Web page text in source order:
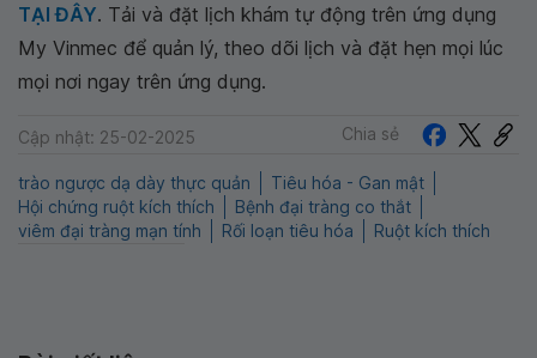
TẠI ĐÂY. Tải và đặt lịch khám tự động trên ứng dụng
My Vinmec để quản lý, theo dõi lịch và đặt hẹn mọi lúc
mọi nơi ngay trên ứng dụng.
Cập nhật: 25-02-2025 Chia sẻ
trào ngược dạ dày thực quản
Tiêu hóa - Gan mật
Hội chứng ruột kích thích
Bệnh đại tràng co thắt
viêm đại tràng mạn tính
Rối loạn tiêu hóa Ruột kích thích